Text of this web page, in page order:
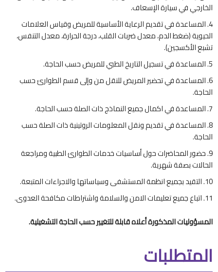
الخارجي في سيارة الإسعاف.
المساعدة في تقديم الرعاية الأساسية للمريض وقياس العلامات
الحيوية (ضغط الدم، معدل ضربات القلب، درجة الحرارة، معدل التنفس،
تشبع الأكسجين).
المساعدة في تسجيل التاريخ الطبي للمريض حسب الحاجة.
المساعدة في تحضير المريض للنقل من وإلى قسم الطوارئ حسب
الحاجة.
المساعدة في اكمال جميع النماذج ذات الصلة حسب الحاجة.
المساعدة في تقديم ونقل المعلومات الروتينية ذات الصلة حسب
الحاجة.
حضور المحاضرات حول أساسيات خدمات الطوارئ الطبية ومراجعة
الحالات بصفة شهرية.
التقيد بجميع انظمة المستشفى وسياساتها والاجراءات المتبعة.
اتباع جميع تعليمات الامن والسلامة واشتراطات مكافحة العدوى.
المسؤوليات المذكورة أعلاه قابلة للتغيير حسب الحاجة التشغيلية.
المتطلبات